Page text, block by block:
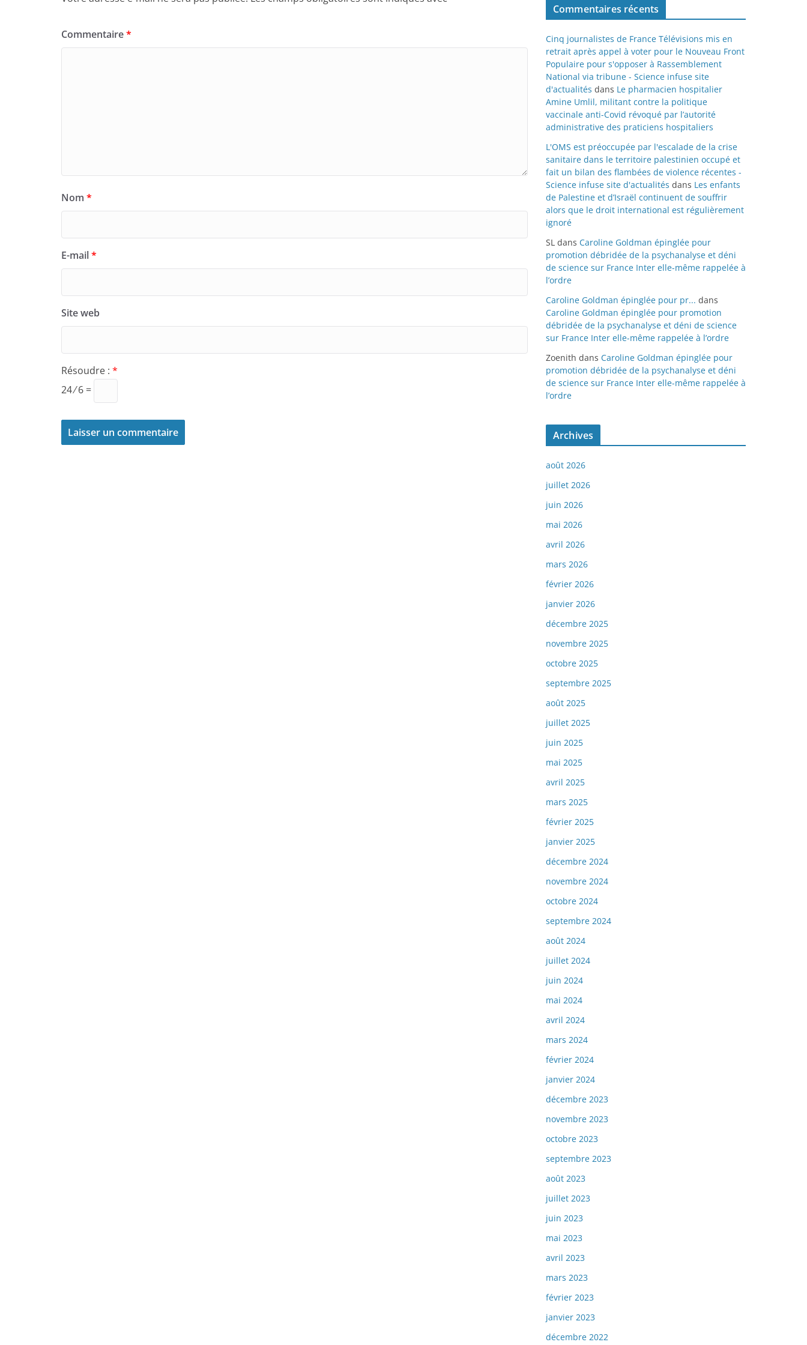
Commentaire*
Nom *
E-mail*
Site web
Résoudre : *
24 ⁄ 6 =
Commentaires récents
Cinq journalistes de France Télévisions mis en
retrait après appel à voter pour le Nouveau Front
Populaire pour s'opposer à Rassemblement
National via tribune - Science infuse site
d'actualités dans Le pharmacien hospitalier
Amine Umlil, militant contre la politique
vaccinale anti-Covid révoqué par l’autorité
administrative des praticiens hospitaliers
L'OMS est préoccupée par l'escalade de la crise
sanitaire dans le territoire palestinien occupé et
fait un bilan des flambées de violence récentes -
Science infuse site d'actualités dans Les enfants
de Palestine et d’Israël continuent de souffrir
alors que le droit international est régulièrement
ignoré
SL dans Caroline Goldman épinglée pour
promotion débridée de la psychanalyse et déni
de science sur France Inter elle-même rappelée à
l’ordre
Caroline Goldman épinglée pour pr... dans
Caroline Goldman épinglée pour promotion
débridée de la psychanalyse et déni de science
sur France Inter elle-même rappelée à l’ordre
Zoenith dans Caroline Goldman épinglée pour
promotion débridée de la psychanalyse et déni
de science sur France Inter elle-même rappelée à
l’ordre
Archives
août 2026
juillet 2026
juin 2026
mai 2026
avril 2026
mars 2026
février 2026
janvier 2026
décembre 2025
novembre 2025
octobre 2025
septembre 2025
août 2025
juillet 2025
juin 2025
mai 2025
avril 2025
mars 2025
février 2025
janvier 2025
décembre 2024
novembre 2024
octobre 2024
septembre 2024
août 2024
juillet 2024
juin 2024
mai 2024
avril 2024
mars 2024
février 2024
janvier 2024
décembre 2023
novembre 2023
octobre 2023
septembre 2023
août 2023
juillet 2023
juin 2023
mai 2023
avril 2023
mars 2023
février 2023
janvier 2023
décembre 2022